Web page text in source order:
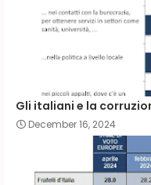
Gli italiani e la
December 16, 2024